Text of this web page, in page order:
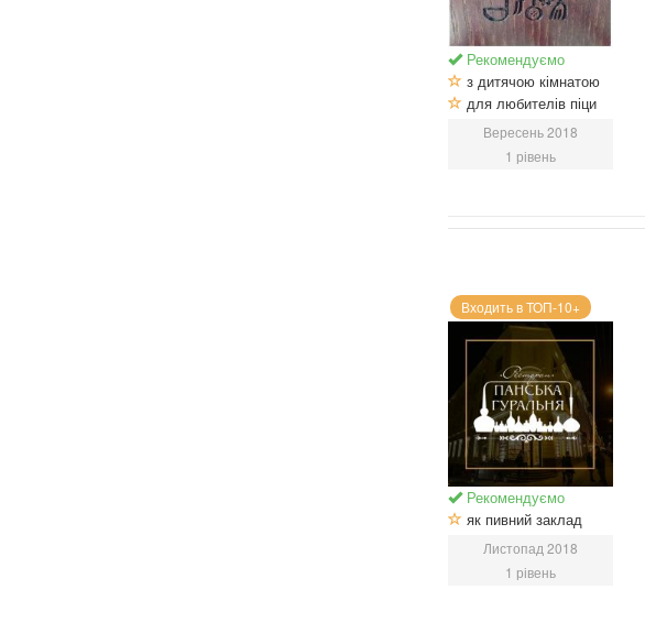
Рекомендуємо
з дитячою кімнатою
для любителів піци
Вересень 2018
1 рівень
Входить в ТОП-10+
Рекомендуємо
як пивний заклад
Листопад 2018
1 рівень